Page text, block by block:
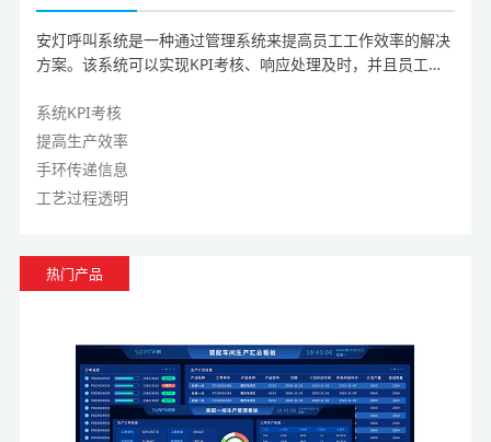
安灯呼叫系统是一种通过管理系统来提高员工工作效率的解决
方案。该系统可以实现KPI考核、响应处理及时，并且员工可
系统KPI考核
提高生产效率
手环传递信息
工艺过程透明
热门产品